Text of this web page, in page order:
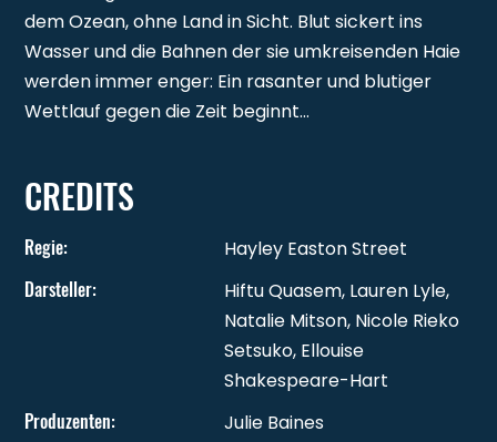
dem Ozean, ohne Land in Sicht. Blut sickert ins
Wasser und die Bahnen der sie umkreisenden Haie
werden immer enger: Ein rasanter und blutiger
Wettlauf gegen die Zeit beginnt…
CREDITS
Regie: Hayley Easton Street
Darsteller:
Hiftu Quasem, Lauren Lyle,
Natalie Mitson, Nicole Rieko
Setsuko, Ellouise
Shakespeare-Hart
Produzenten: Julie Baines